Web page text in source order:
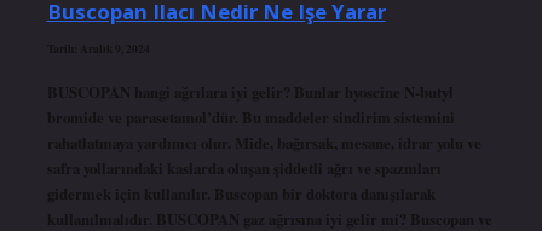
Buscopan Ilacı Nedir Ne Işe Yarar
Tarih: Aralık 9, 2024
BUSCOPAN hangi ağrılara iyi gelir? Bunlar hyoscine N-butyl
bromide ve parasetamol’dür. Bu maddeler sindirim sistemini
rahatlatmaya yardımcı olur. Mide, bağırsak, mesane, idrar yolu ve
safra yollarındaki kaslarda oluşan şiddetli ağrı ve spazmları
gidermek için kullanılır. Buscopan bir doktora danışılarak
kullanılmalıdır. BUSCOPAN gaz ağrısına iyi gelir mi? Buscopan ve